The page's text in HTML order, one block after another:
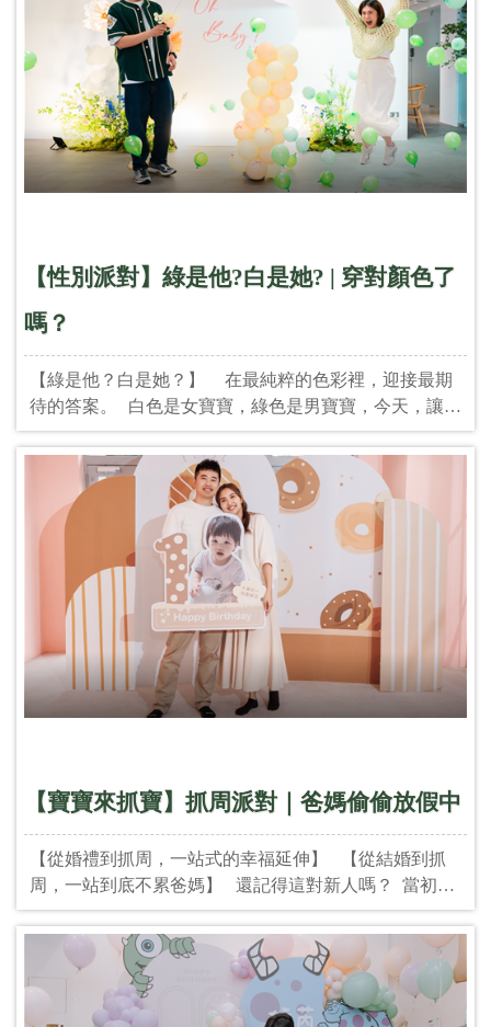
性」的堅持。 👶 想幫寶貝辦一場有風格、有態度、絕對
不撞風格的抓周派對？ 放心交給我們！讓寶貝的第一場
派對，就留下最驚豔的回憶✨
【性別派對】綠是他?白是她? | 穿對顏色了
嗎？
【綠是他？白是她？】 在最純粹的色彩裡，迎接最期
待的答案。 白色是女寶寶，綠色是男寶寶，今天，讓色
彩說話！ &nbsp; 💚 統籌主持｜TWO in ONE 派對婚禮
美學 從空間到細節，從流程到感動，讓這場性別派
對，成為你心中最美好的回憶。 ✨ 綠白主題，色彩一
致，幸福純粹。 讓我們一起揭曉這場溫柔的答案
吧！ 統籌、主持、顏色對照表，通通包辦， 讓你不
只猜性別，還猜這場派對怎麼這麼好玩！ &nbsp; 🌿 地
點｜森SPACE 無印風空間 溫潤木色 X 柔光純白，專屬
於我們的溫馨派對空間。 就是要給你最簡約卻最不簡單
的幸福！ 有沒有一種 IKEA 大神來幫我們布置的感
覺？! &nbsp; 🍵 飲品｜迷克夏 White &amp; Green 一杯
微甜白，一杯清新綠，舉杯之間，是幸福的交織。 喝的
當然也是跟顏色有關， 來一杯白綠色迷克夏， 這不只
心｜小鵲sing 紅豆餅 甜到心坎裡，大家別搶， 承載甜
&nbsp; &nbsp; &nbsp; &nbsp; &nbsp; &nbsp;
&nbsp; &nbsp; &nbsp; &nbsp; &nbsp; &nbsp;
&nbsp; &nbsp; &nbsp; &nbsp; &nbsp; +派對統籌與主
持：@2in1_party +場地: @mori.space
【寶寶來抓寶】抓周派對｜爸媽偷偷放假中
【從婚禮到抓周，一站式的幸福延伸】 【從結婚到抓
周，一站到底不累爸媽】 還記得這對新人嗎？ 當初結
婚時選擇了 TWO in ONE， 現在連寶寶的抓周，也繼續
交給我們～ 愛的旅程，從牽手到牽小手，我們一直都
在。 &nbsp; 這次我們挑選了一個讓大人能夠小小喘口氣
的地方： ✔️ 有大球池 ✔️ 有陪玩姐姐 ✔️ 有專業主持＋
抓周流程 ✔️ 還有片刻屬於爸媽的「放假時光」 &nbsp;